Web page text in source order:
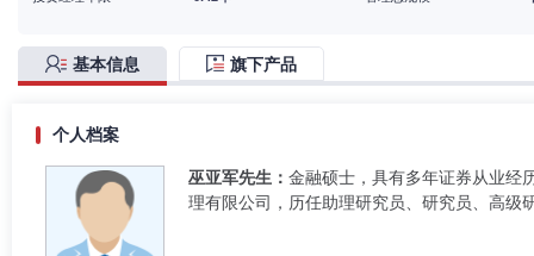
基本信息 旗下产品
个人档案
巫亚军先生： 金融硕士，具有多年证券从业经
理有限公司，历任助理研究员、研究员、高级